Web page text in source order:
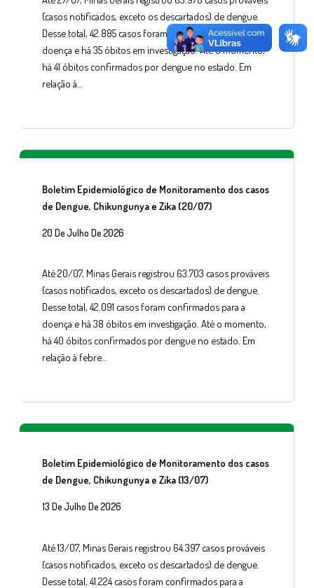
(casos notificados, exceto os descartados) de dengue.
Desse total, 42.885 casos foram confirmados para a
doença e há 35 óbitos em investigação. Até o momento,
há 41 óbitos confirmados por dengue no estado. Em
relação à…
Boletim Epidemiológico de Monitoramento dos casos
de Dengue, Chikungunya e Zika (20/07)
20 De Julho De 2026
Até 20/07, Minas Gerais registrou 63.703 casos prováveis
(casos notificados, exceto os descartados) de dengue.
Desse total, 42.091 casos foram confirmados para a
doença e há 38 óbitos em investigação. Até o momento,
há 40 óbitos confirmados por dengue no estado. Em
relação à febre…
Boletim Epidemiológico de Monitoramento dos casos
de Dengue, Chikungunya e Zika (13/07)
13 De Julho De 2026
Até 13/07, Minas Gerais registrou 64.397 casos prováveis
(casos notificados, exceto os descartados) de dengue.
Desse total, 41.224 casos foram confirmados para a